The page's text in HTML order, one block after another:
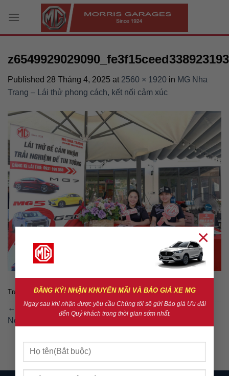
ĐĂNG KÝ! NHẬN KHUYẾN MÃI VÀ BÁO GIÁ XE MG
Ngay sau khi nhận được yêu cầu Chúng tôi sẽ gửi Báo giá Ưu đãi
đến Quý khách trong thời gian sớm nhất.
×
Published 28 Tháng 4, 2025 at 2560 × 1920 in MG Nha
Trang – Lái thử phong cách, kết nối cảm xúc
Trackbacks are closed, but you can post a comment.
←
Previous
Next